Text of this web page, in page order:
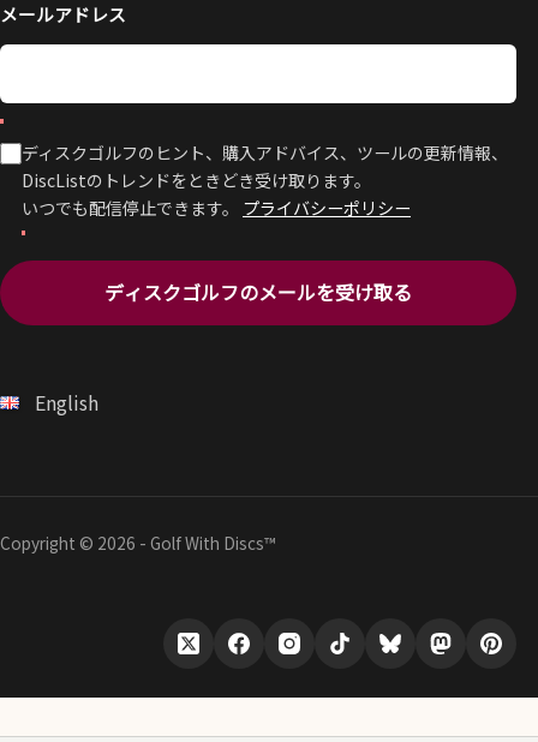
メールアドレス
ディスクゴルフのヒント、購入アドバイス、ツールの更新情報、
DiscListのトレンドをときどき受け取ります。
いつでも配信停止できます。 プライバシーポリシー
ディスクゴルフのメールを受け取る
English
Copyright © 2026 - Golf With Discs™